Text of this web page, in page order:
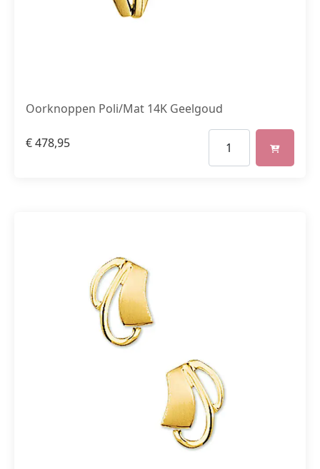
Oorknoppen Poli/Mat 14K Geelgoud
€478,95